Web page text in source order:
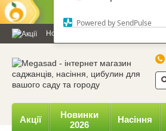
Дозвольте
робочий
Powered by SendPulse
Новини та статті
Акції
Новинки
2026
Насіння